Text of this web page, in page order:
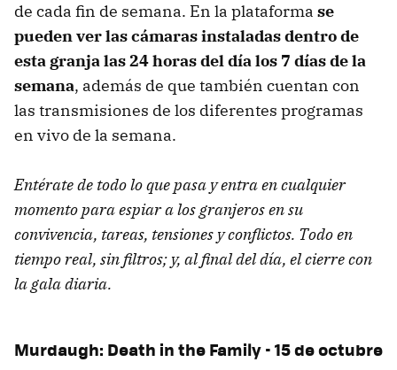
de cada fin de semana. En la plataforma se
pueden ver las cámaras instaladas dentro de
esta granja las 24 horas del día los 7 días de la
semana, además de que también cuentan con
las transmisiones de los diferentes programas
en vivo de la semana.
Entérate de todo lo que pasa y entra en cualquier
momento para espiar a los granjeros en su
convivencia, tareas, tensiones y conflictos. Todo en
tiempo real, sin filtros; y, al final del día, el cierre con
la gala diaria.
Murdaugh: Death in the Family - 15 de octubre